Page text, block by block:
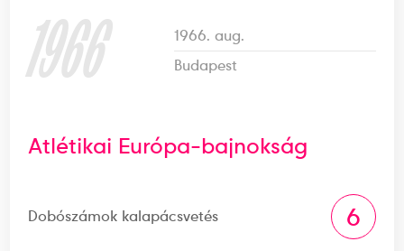
1966
1966. aug.
Budapest
Atlétikai Európa-bajnokság
Dobószámok kalapácsvetés 6